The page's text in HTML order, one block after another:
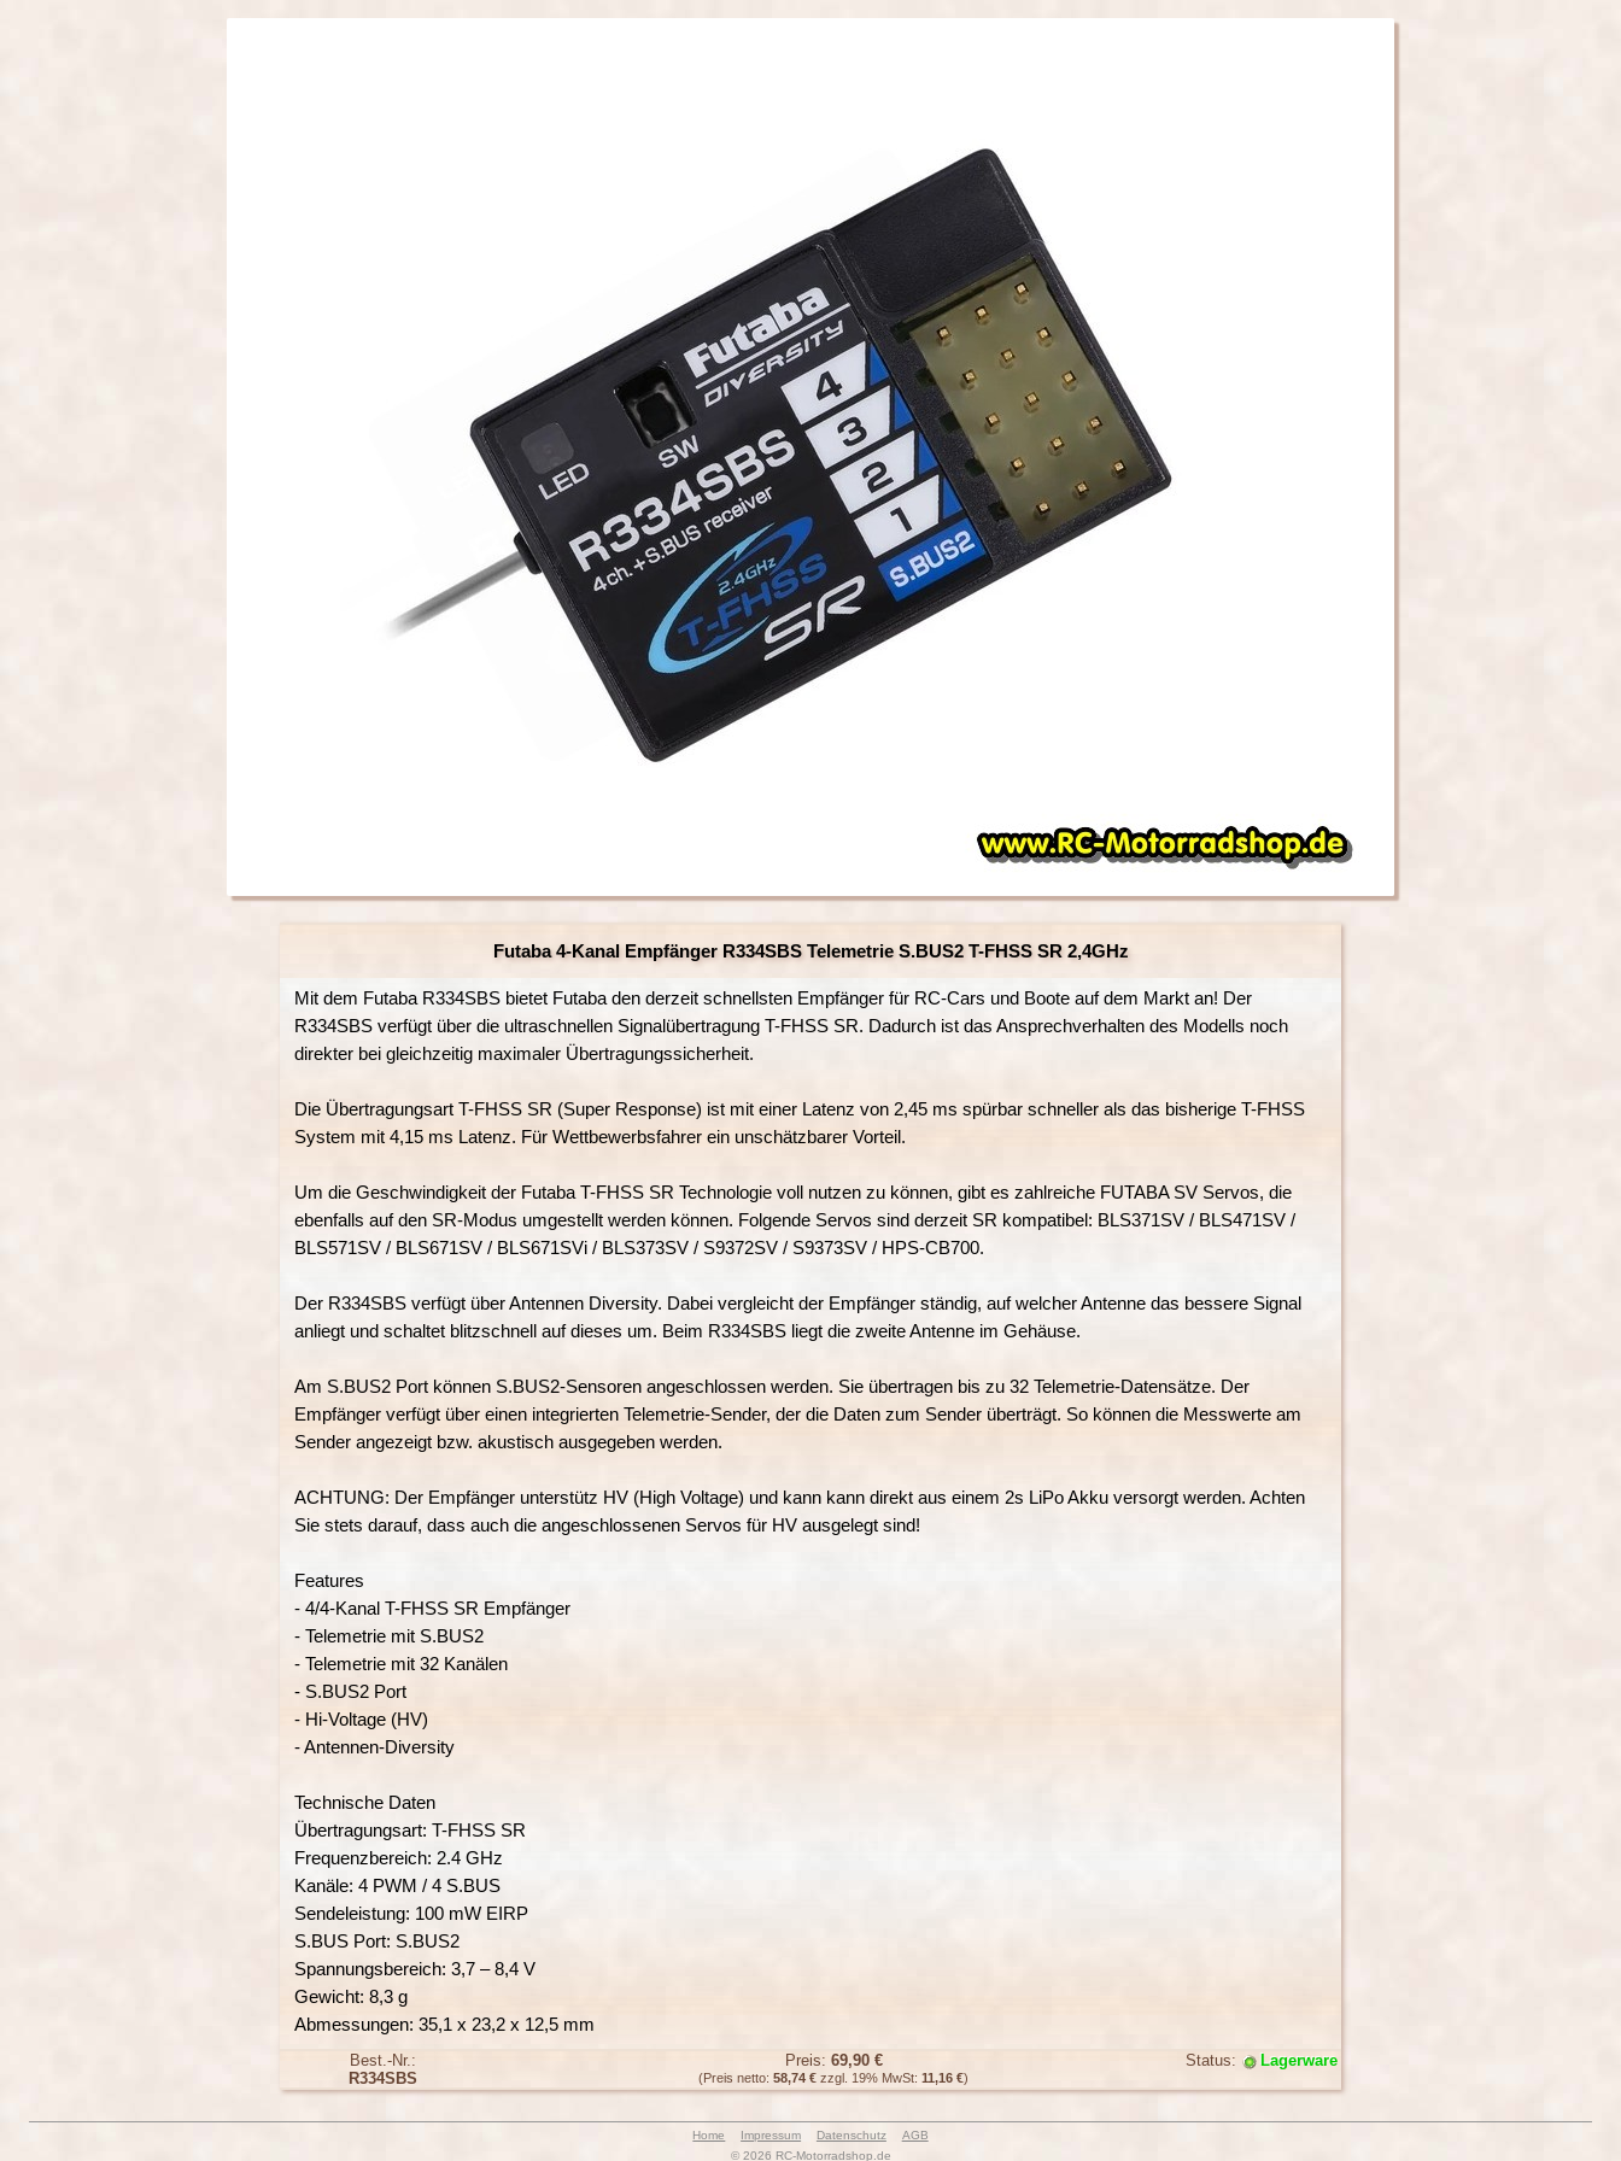
Futaba 4-Kanal Empfänger R334SBS Telemetrie S.BUS2 T-FHSS SR 2,4GHz
Mit dem Futaba R334SBS bietet Futaba den derzeit schnellsten Empfänger für RC-Cars und Boote auf dem Markt an! Der
R334SBS verfügt über die ultraschnellen Signalübertragung T-FHSS SR. Dadurch ist das Ansprechverhalten des Modells noch
direkter bei gleichzeitig maximaler Übertragungssicherheit.
Die Übertragungsart T-FHSS SR (Super Response) ist mit einer Latenz von 2,45 ms spürbar schneller als das bisherige T-FHSS
System mit 4,15 ms Latenz. Für Wettbewerbsfahrer ein unschätzbarer Vorteil.
Um die Geschwindigkeit der Futaba T-FHSS SR Technologie voll nutzen zu können, gibt es zahlreiche FUTABA SV Servos, die
ebenfalls auf den SR-Modus umgestellt werden können. Folgende Servos sind derzeit SR kompatibel: BLS371SV / BLS471SV /
BLS571SV / BLS671SV / BLS671SVi / BLS373SV / S9372SV / S9373SV / HPS-CB700.
Der R334SBS verfügt über Antennen Diversity. Dabei vergleicht der Empfänger ständig, auf welcher Antenne das bessere Signal
anliegt und schaltet blitzschnell auf dieses um. Beim R334SBS liegt die zweite Antenne im Gehäuse.
Am S.BUS2 Port können S.BUS2-Sensoren angeschlossen werden. Sie übertragen bis zu 32 Telemetrie-Datensätze. Der
Empfänger verfügt über einen integrierten Telemetrie-Sender, der die Daten zum Sender überträgt. So können die Messwerte am
Sender angezeigt bzw. akustisch ausgegeben werden.
ACHTUNG: Der Empfänger unterstütz HV (High Voltage) und kann kann direkt aus einem 2s LiPo Akku versorgt werden. Achten
Sie stets darauf, dass auch die angeschlossenen Servos für HV ausgelegt sind!
Features
- 4/4-Kanal T-FHSS SR Empfänger
- Telemetrie mit S.BUS2
- Telemetrie mit 32 Kanälen
- S.BUS2 Port
- Hi-Voltage (HV)
- Antennen-Diversity
Technische Daten
Übertragungsart: T-FHSS SR
Frequenzbereich: 2.4 GHz
Kanäle: 4 PWM / 4 S.BUS
Sendeleistung: 100 mW EIRP
S.BUS Port: S.BUS2
Spannungsbereich: 3,7 – 8,4 V
Gewicht: 8,3 g
Abmessungen: 35,1 x 23,2 x 12,5 mm
Best.-Nr.:
R334SBS
Status: Lagerware
Preis: 69,90 €
(Preis netto: 58,74 € zzgl. 19% MwSt: 11,16 €)
Home Impressum Datenschutz
AGB
© 2026 RC-Motorradshop.de